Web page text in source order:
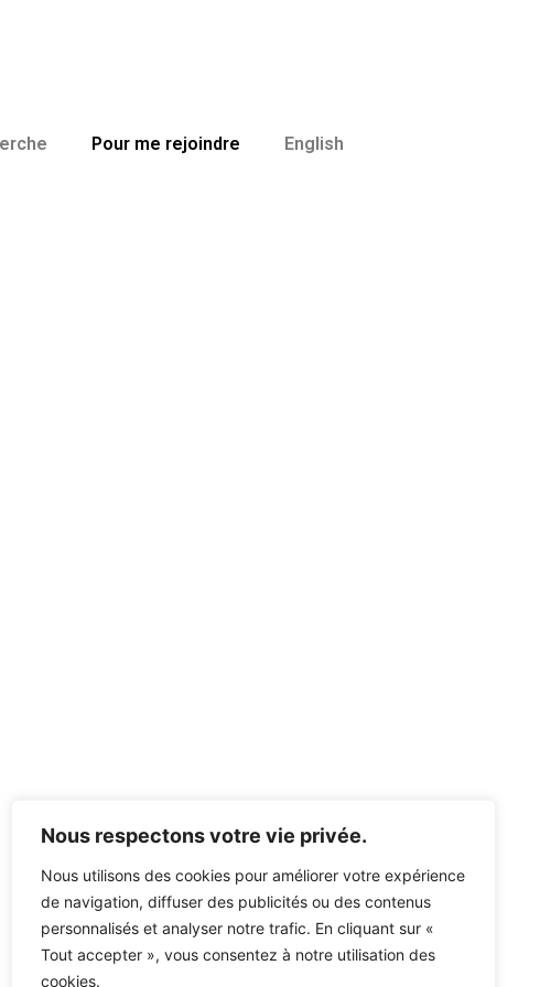
Nous respectons votre vie privée.
Nous utilisons des cookies pour améliorer votre expérience
de navigation, diffuser des publicités ou des contenus
personnalisés et analyser notre trafic. En cliquant sur «
Tout accepter », vous consentez à notre utilisation des
cookies.
Pour me rejoindre English